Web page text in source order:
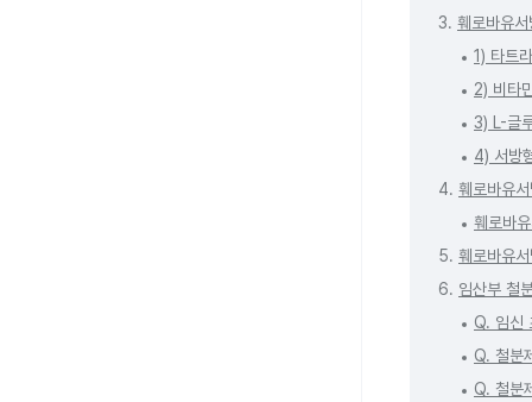
3. 훼로바유
1) 타트
2) 비타
3) L-글
4) 서방
4. 훼로바유
훼로바
5. 훼로바유
6. 임산부 철
Q. 임신
Q. 철분
Q. 철분